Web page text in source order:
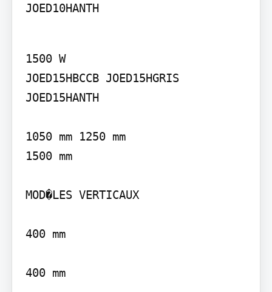
JOED10HANTH
1500 W
JOED15HBCCB JOED15HGRIS
JOED15HANTH
1050 mm 1250 mm
1500 mm
MOD�LES VERTICAUX
400 mm
400 mm